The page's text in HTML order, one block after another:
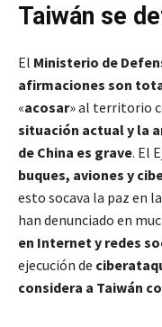
Taiwán se
El Ministerio de
afirmaciones son
«acosar» al territorio
situación actual y la
de China es grave. El
buques, aviones y
esto socava la paz en
han denunciado en
en Internet y redes
ejecución de
considera a Taiwán